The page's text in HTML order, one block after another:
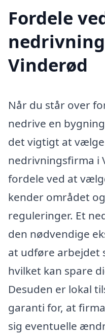
Fordele
Vinderød
Når du står over
nedrive en
det vigtigt at
nedrivningsfirma i
fordele ved at
kender området
reguleringer. Et
den nødvendige
at udføre arbejdet
hvilket kan spare
Desuden er lokal
garanti for, at
sig eventuelle